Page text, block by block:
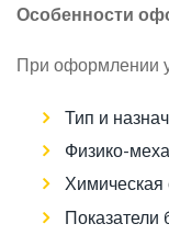
Особенности
При оформлении
Тип и
Физико-
Химическая
Показатели